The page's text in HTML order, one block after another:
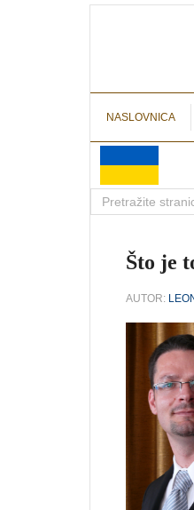
NASLOVNICA
Što je
AUTOR: